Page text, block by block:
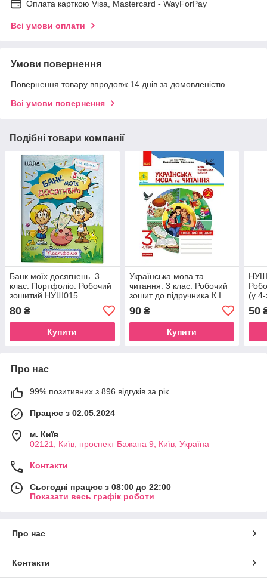
Оплата карткою Visa, Mastercard - WayForPay
Всі умови оплати
Умови повернення
Повернення товару впродовж 14 днів за домовленістю
Всі умови повернення
Подібні товари компанії
Банк моїх досягнень. 3
клас. Портфоліо. Робочий
зошитий НУШ015
80 ₴
Купити
Українська мова та
читання. 3 клас. Робочий
зошит до підручника К.І.
Савченко У 2-х ч. Ч. 2
90₴
Купити
НУШ
(у 4-
50
Про нас
99% позитивних з 896 відгуків за рік
Працює з 02.05.2024
м. Київ
02121, Київ, проспект Бажана 9, Київ, Україна
Контакти
Сьогодні працює з 08:00 до 22:00
Показати весь графік роботи
Про нас
Контакти